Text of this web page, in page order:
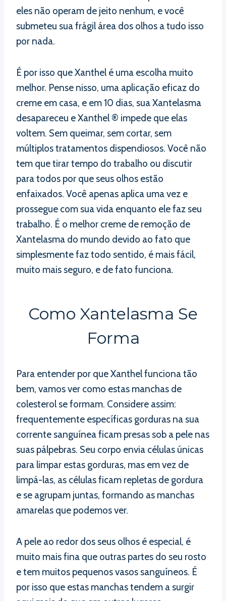
eles não operam de jeito nenhum, e você
submeteu sua frágil área dos olhos a tudo isso
por nada.
É por isso que Xanthel é uma escolha muito
melhor. Pense nisso, uma aplicação eficaz do
creme em casa, e em 10 dias, sua Xantelasma
desapareceu e Xanthel ® impede que elas
voltem. Sem queimar, sem cortar, sem
múltiplos tratamentos dispendiosos. Você não
tem que tirar tempo do trabalho ou discutir
para todos por que seus olhos estão
enfaixados. Você apenas aplica uma vez e
prossegue com sua vida enquanto ele faz seu
trabalho. É o melhor creme de remoção de
Xantelasma do mundo devido ao fato que
simplesmente faz todo sentido, é mais fácil,
muito mais seguro, e de fato funciona.
Como Xantelasma Se
Forma
Para entender por que Xanthel funciona tão
bem, vamos ver como estas manchas de
colesterol se formam. Considere assim:
frequentemente específicas gorduras na sua
corrente sanguínea ficam presas sob a pele nas
suas pálpebras. Seu corpo envia células únicas
para limpar estas gorduras, mas em vez de
limpá-las, as células ficam repletas de gordura
e se agrupam juntas, formando as manchas
amarelas que podemos ver.
A pele ao redor dos seus olhos é especial, é
muito mais fina que outras partes do seu rosto
e tem muitos pequenos vasos sanguíneos. É
por isso que estas manchas tendem a surgir